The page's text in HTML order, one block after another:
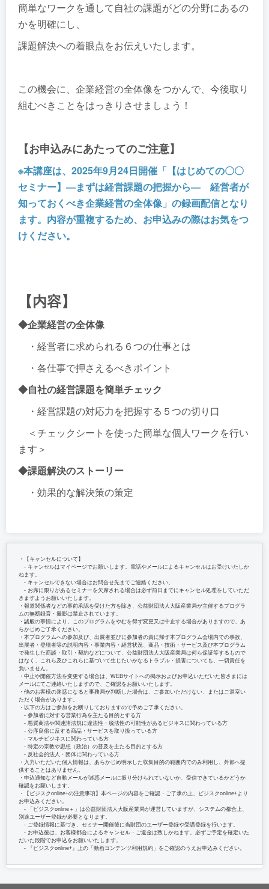
簡単なワークを通して自社の課題がどの分野にあるの
かを明確にし、
課題解決への着眼点をお伝えいたします。
この機会に、企業経営の全体像をつかんで、今後取り
組むべきことをはっきりさせましょう！
【お申込みにあたってのご注意】
※本講座は、2025年9月24日開催「【はじめての〇〇
セミナー】―まずは経営課題の把握から― 経営者が
知っておくべき企業経営の全体像」の録画配信となり
ます。内容が重複するため、お申込みの際はお気をつ
けください。
【内容】
◆企業経営の全体像
・経営者に求められる６つの仕事とは
・各仕事で押さえるべきポイント
◆自社の経営課題を簡単チェック
・経営課題の対応力を把握する５つの切り口
＜チェックシートを使った簡単な個人ワークを行い
ます＞
◆課題解決のストーリー
・効果的な解決策の策定
・【キャンセルについて】
‐ キャンセルはマイページでお願いします。電話やメールによるキャンセルはお受けいたしか
ねます。
‐ キャンセルできない場合はお問合せ先までご連絡ください。
‐ お席に限りがあるセミナーを欠席される場合は必ず前日までにキャンセル処理をしていただ
きますようお願いいたします。
・報道関係者などの事前承認を受けた方を除き、公益財団法人大阪産業局が主催するプログラ
ムの無断録音・撮影は禁止されています。
・諸般の事情により、このプログラムをやむを得ず変更又は中止する場合がありますので、あ
らかじめご了承ください。
・本プログラムへの参加及び、出展者並びに参加者の責に帰す本プログラム会場内での事故、
出展者・登壇者等の説明内容・事業内容・経営状況、商品・技術・サービス及び本プログラム
で発生した商談・取引・契約などについて、公益財団法人大阪産業局は何ら保証等するもので
はなく、これら及びこれらに基づいて生じたいかなるトラブル・損害についても、一切責任を
負いません。
・中止や開催方法を変更する場合は、WEBサイトへの掲示およびお申込いただいた皆さまには
メールにてご連絡いたしますので、ご確認をお願いいたします。
・他のお客様の迷惑になると事務局が判断した場合は、ご参加いただけない、またはご退室い
ただく場合があります。
・以下の方はご参加をお断りしておりますので予めご了承ください。
‐ 参加者に対する営業行為を主たる目的とする方
‐ 悪質商法や関連諸法規に違法性・脱法性の可能性があるビジネスに関わっている方
‐ 公序良俗に反する商品・サービスを取り扱っている方
‐ マルチビジネスに関わっている方
‐ 特定の宗教や思想（政治）の普及を主たる目的とする方
‐ 反社会的法人・団体に関わっている方
・入力いただいた個人情報は、あらかじめ明示した収集目的の範囲内でのみ利用し、外部へ提
供することはありません。
・申込通知など自動メールが迷惑メールに振り分けられていないか、受信できているかどうか
確認をお願いします。
・【ビジスクonline+の注意事項】本ページの内容をご確認・ご了承の上、ビジスクonline+より
お申込みください。
‐ 「ビジスクonline＋」は公益財団法人大阪産業局が運営していますが、システムの都合上、
別途ユーザー登録が必要となります。
‐ ご登録情報に基づき、セミナー開催後に当財団のユーザー登録や受講登録を行います。
‐ お申込後は、お客様都合によるキャンセル・ご返金は致しかねます。必ずご予定を確定いた
だいた段階でお申込をお願いいたします。
‐ 『ビジスクonline+』上の「動画コンテンツ利用規約」をご確認のうえお申込みください。